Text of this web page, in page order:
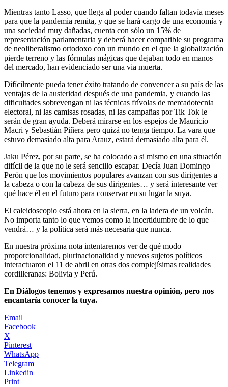
Mientras tanto Lasso, que llega al poder cuando faltan todavía meses
para que la pandemia remita, y que se hará cargo de una economía y
una sociedad muy dañadas, cuenta con sólo un 15% de
representación parlamentaria y deberá hacer compatible su programa
de neoliberalismo ortodoxo con un mundo en el que la globalización
pierde terreno y las fórmulas mágicas que dejaban todo en manos
del mercado, han evidenciado ser una via muerta.
Difícilmente pueda tener éxito tratando de convencer a su país de las
ventajas de la austeridad después de una pandemia, y cuando las
dificultades sobrevengan ni las técnicas frívolas de mercadotecnia
electoral, ni las camisas rosadas, ni las campañas por Tik Tok le
serán de gran ayuda. Deberá mirarse en los espejos de Mauricio
Macri y Sebastián Piñera pero quizá no tenga tiempo. La vara que
estuvo demasiado alta para Arauz, estará demasiado alta para él.
Jaku Pérez, por su parte, se ha colocado a si mismo en una situación
difícil de la que no le será sencillo escapar. Decía Juan Domingo
Perón que los movimientos populares avanzan con sus dirigentes a
la cabeza o con la cabeza de sus dirigentes… y será interesante ver
qué hace él en el futuro para conservar en su lugar la suya.
El caleidoscopio está ahora en la sierra, en la ladera de un volcán.
No importa tanto lo que vemos como la incertidumbre de lo que
vendrá… y la política será más necesaria que nunca.
En nuestra próxima nota intentaremos ver de qué modo
proporcionalidad, plurinacionalidad y nuevos sujetos políticos
interactuaron el 11 de abril en otras dos complejísimas realidades
cordilleranas: Bolivia y Perú.
En Diálogos tenemos y expresamos nuestra opinión, pero nos
encantaría conocer la tuya.
Email
Facebook
X
Pinterest
WhatsApp
Telegram
Linkedin
Print